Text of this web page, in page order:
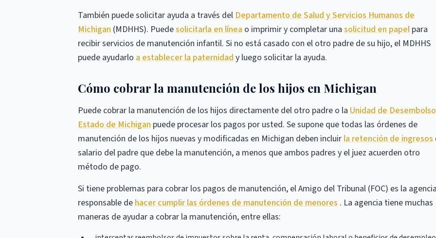
También puede solicitar ayuda a través del Departamento de Salud y Servicios Humanos de
Michigan (MDHHS). Puedesolicitarla en línea o imprimir y completar una solicitud en papel para
recibir servicios de manutención infantil. Si no está casado con el otro padre de su hijo, el MDHHS
puede ayudarlo a establecer la paternidad y luego solicitar la ayuda.
Cómo cobrar la manutención de los hijos en Michigan
Puede cobrar la manutención de los hijos directamente del otro padre o la Unidad de
Estado de Michigan puede procesar los pagos por usted. Se supone que todas las órdenes de
manutención de los hijos nuevas y modificadas en Michigan deben incluir la retención de ingresos
salario del padre que debe la manutención, a menos que ambos padres y el juez acuerden otro
método de pago.
Si tiene problemas para cobrar los pagos de manutención, el Amigo del Tribunal (FOC) es la agencia
responsable de hacer cumplir las órdenes de manutención de menores . La agencia tiene muchas
maneras de ayudar a cobrar la manutención, entre ellas: